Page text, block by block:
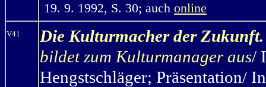
19. 9. 1992, S. 30; auch online
V41 Die Kulturmacher der Zukunft.
bildet zum Kulturmanager aus/
Hengstschläger; Präsentation/